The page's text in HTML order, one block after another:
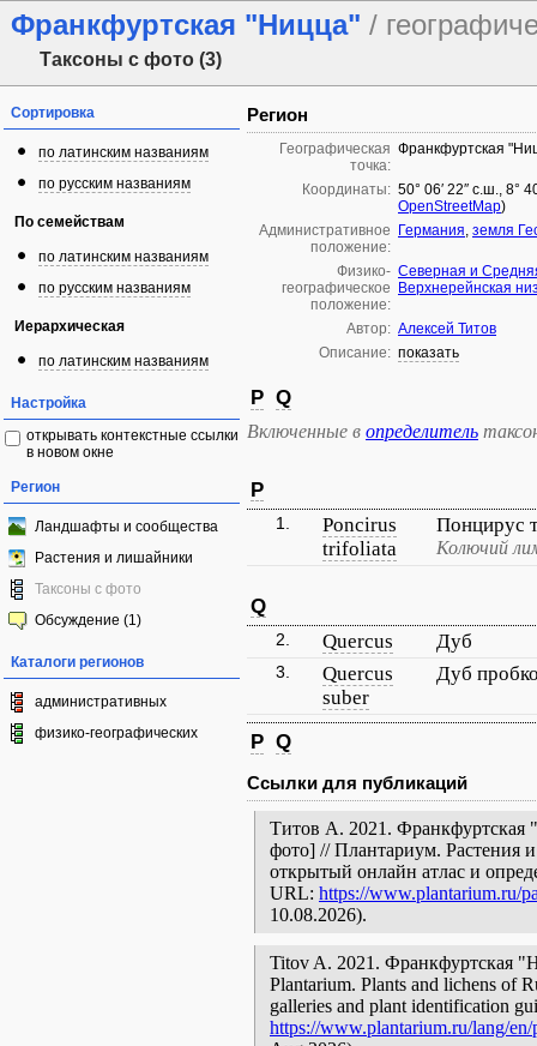
Франкфуртская "Ницца" /
Таксоны с фото (3)
Сортировка
по латинским названиям
по русским названиям
По семействам
по латинским названиям
по русским названиям
Иерархическая
по латинским названиям
Настройка
открывать контекстные ссылки
в новом окне
Регион
Ландшафты и сообщества
Растения и лишайники
Таксоны с фото
Обсуждение (1)
Каталоги регионов
административных
физико-географических
Регион
Географическая
точка:
Франкфуртская
Координаты: 50° 06′ 22″ с.ш., 8°
OpenStreetMap)
Административное
положение:
Германия, земля
Физико-
географическое
положение:
Северная и
Верхнерейнская
Автор: Алексей Титов
Описание: показать
P Q
Включенные в определитель
P
1.
Poncirus
trifoliata
Понцирус
Колючий
Q
2. Quercus Дуб
3.
Quercus
suber
Дуб
P Q
Ссылки для публикаций
Титов А. 2021. Франкфуртская
фото] // Плантариум. Растения
открытый онлайн атлас и
URL: https://www.plantarium.ru/
10.08.2026).
Titov A. 2021. Франкфуртская
Plantarium. Plants and lichens of
galleries and plant identification
https://www.plantarium.ru/lang/